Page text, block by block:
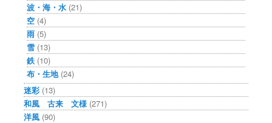
波・海・水 (21)
空 (4)
雨 (5)
雪 (13)
鉄 (10)
布・生地(24)
迷彩 (13)
和風 古来 文様 (271)
洋風 (90)